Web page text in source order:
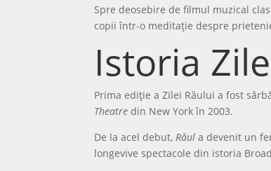
Spre deosebire de filmul muzical
copii într-o meditație despre
Istoria
Prima ediție a Zilei Răului a fost
Theatre din New York în 2003.
De la acel debut,Răul a devenit un
longevive spectacole din istoria